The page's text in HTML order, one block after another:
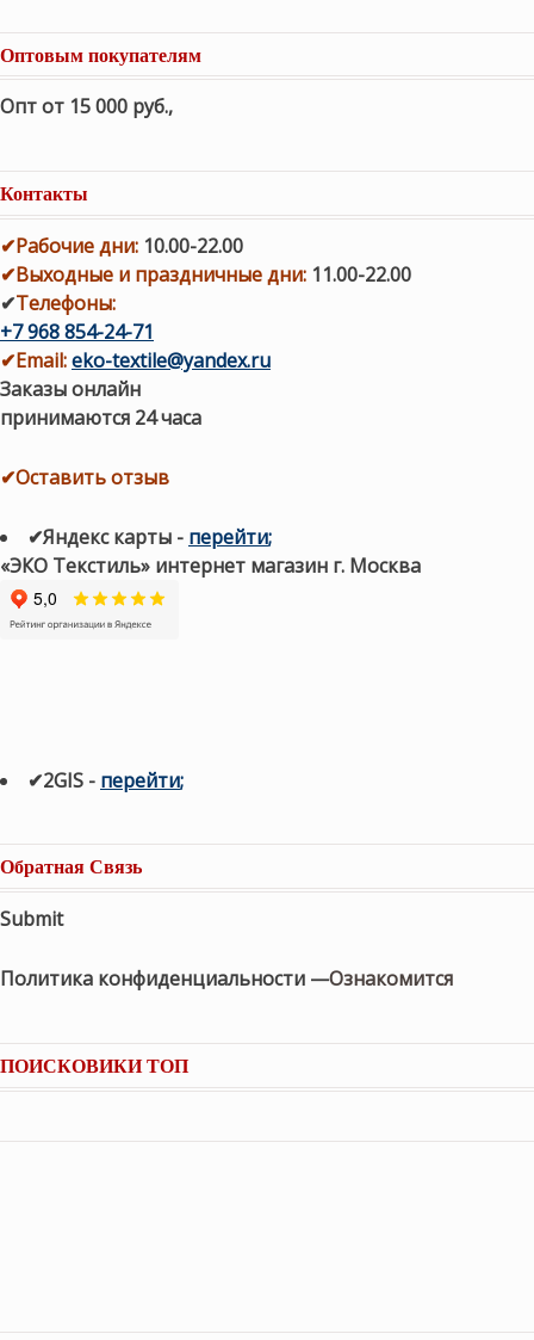
Оптовым покупателям
Опт от 15 000 руб.,
Контакты
✔Рабочие дни: 10.00-22.00
✔Выходные и праздничные дни: 11.00-22.00
✔Телефоны:
+7 968 854-24-71
✔Email:eko-textile@yandex.ru
Заказы онлайн
принимаются 24 часа
✔Оставить отзыв
✔Яндекс карты - перейти;
«ЭКО Текстиль» интернет магазин г. Москва
✔2GIS - перейти;
Обратная Связь
Submit
Политика конфиденциальности —Ознакомится
ПОИСКОВИКИ ТОП